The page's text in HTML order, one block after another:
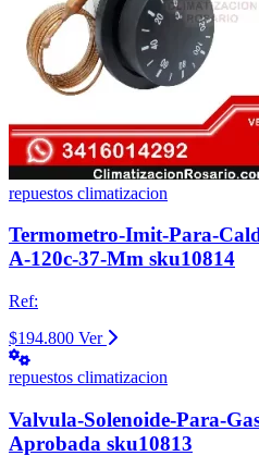
repuestos climatizacion
Termometro-Imit-Para-
A-120c-37-Mm sku10814
Ref:
$194.800 Ver
repuestos climatizacion
Valvula-Solenoide-Para-
Aprobada sku10813